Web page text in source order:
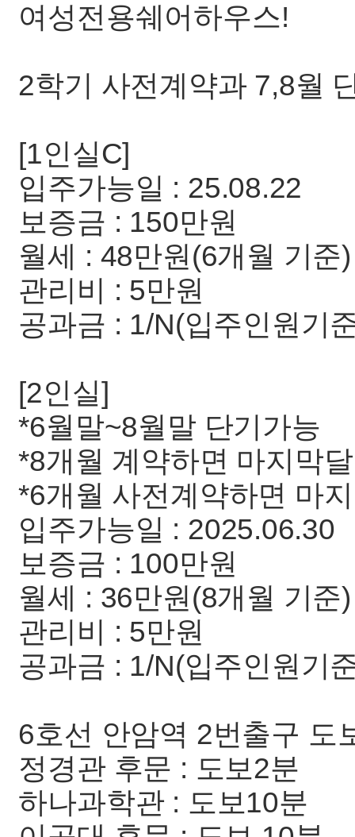
여성전용쉐어하우스!
2학기 사전계약과 7,8월
[1인실C]
입주가능일 : 25.08.22
보증금 : 150만원
월세 : 48만원(6개월 기준)
관리비 : 5만원
공과금 : 1/N(입주인원기
[2인실]
*6월말~8월말 단기가능
*8개월 계약하면 마지막
*6개월 사전계약하면 마
입주가능일 : 2025.06.30
보증금 : 100만원
월세 : 36만원(8개월 기준
관리비 : 5만원
공과금 : 1/N(입주인원기
6호선 안암역 2번출구 도
정경관 후문 : 도보2분
하나과학관 : 도보10분